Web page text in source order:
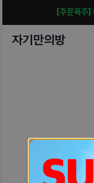
[주문폭주]
자기만의방